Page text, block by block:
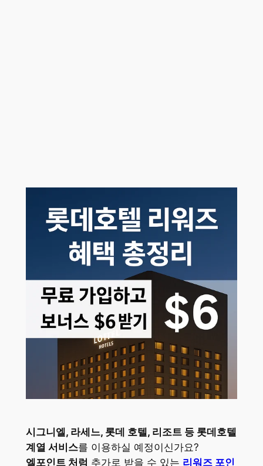
시그니엘, 라세느, 롯데 호텔, 리조트 등 롯데호텔
계열 서비스를 이용하실 예정이신가요?
엘포인트 처럼 추가로 받을 수 있는 리워즈 포인